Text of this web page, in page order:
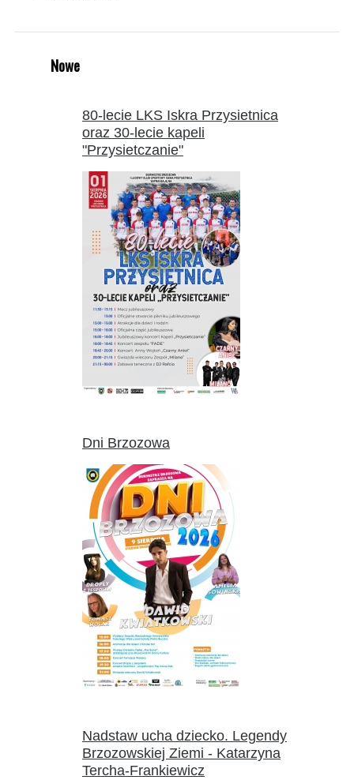
Nowe
80-lecie LKS Iskra Przysietnica
oraz 30-lecie kapeli
"Przysietczanie"
Dni Brzozowa
Nadstaw ucha dziecko. Legendy
Brzozowskiej Ziemi - Katarzyna
Tercha-Frankiewicz